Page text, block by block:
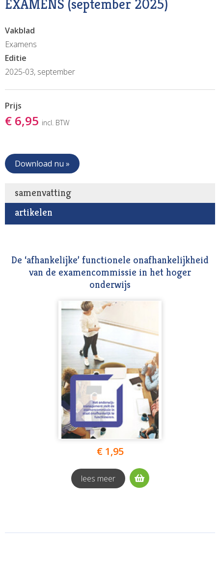
EXAMENS (september 2025)
Vakblad
Examens
Editie
2025-03, september
Prijs
€ 6,95 incl. BTW
Download nu »
samenvatting
artikelen
De ‘afhankelijke’ functionele onafhankelijkheid
van de examencommissie in het hoger
onderwijs
€ 1,95
lees meer